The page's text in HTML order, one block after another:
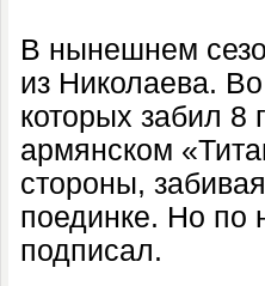
В нынешнем
из Николаева.
которых забил 8
армянском
стороны,
поединке. Но по
подписал.